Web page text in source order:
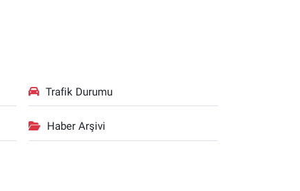
Trafik Durumu
Haber Arşivi